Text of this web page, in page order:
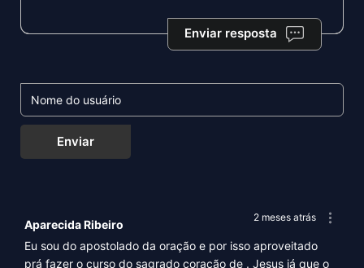
Enviar resposta
Enviar
2 meses atrás
Aparecida Ribeiro
Eu sou do apostolado da oração e por isso aproveitado
prá fazer o curso do sagrado coração de . Jesus já que o